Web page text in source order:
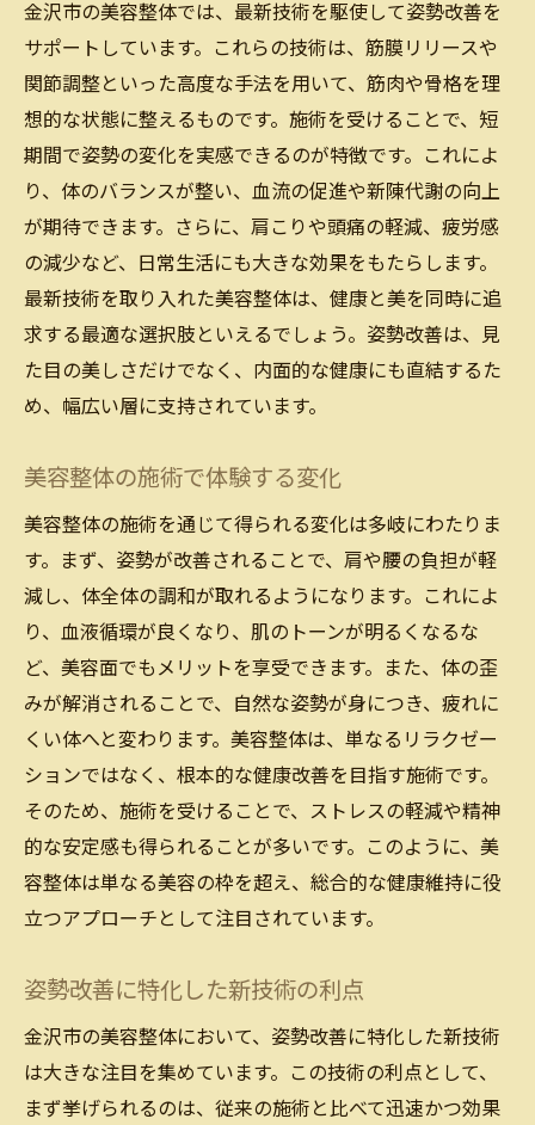
金沢市の美容整体では、最新技術を駆使して姿勢改善を
サポートしています。これらの技術は、筋膜リリースや
関節調整といった高度な手法を用いて、筋肉や骨格を理
想的な状態に整えるものです。施術を受けることで、短
期間で姿勢の変化を実感できるのが特徴です。これによ
り、体のバランスが整い、血流の促進や新陳代謝の向上
が期待できます。さらに、肩こりや頭痛の軽減、疲労感
の減少など、日常生活にも大きな効果をもたらします。
最新技術を取り入れた美容整体は、健康と美を同時に追
求する最適な選択肢といえるでしょう。姿勢改善は、見
た目の美しさだけでなく、内面的な健康にも直結するた
め、幅広い層に支持されています。
美容整体の施術で体験する変化
美容整体の施術を通じて得られる変化は多岐にわたりま
す。まず、姿勢が改善されることで、肩や腰の負担が軽
減し、体全体の調和が取れるようになります。これによ
り、血液循環が良くなり、肌のトーンが明るくなるな
ど、美容面でもメリットを享受できます。また、体の歪
みが解消されることで、自然な姿勢が身につき、疲れに
くい体へと変わります。美容整体は、単なるリラクゼー
ションではなく、根本的な健康改善を目指す施術です。
そのため、施術を受けることで、ストレスの軽減や精神
的な安定感も得られることが多いです。このように、美
容整体は単なる美容の枠を超え、総合的な健康維持に役
立つアプローチとして注目されています。
姿勢改善に特化した新技術の利点
金沢市の美容整体において、姿勢改善に特化した新技術
は大きな注目を集めています。この技術の利点として、
まず挙げられるのは、従来の施術と比べて迅速かつ効果